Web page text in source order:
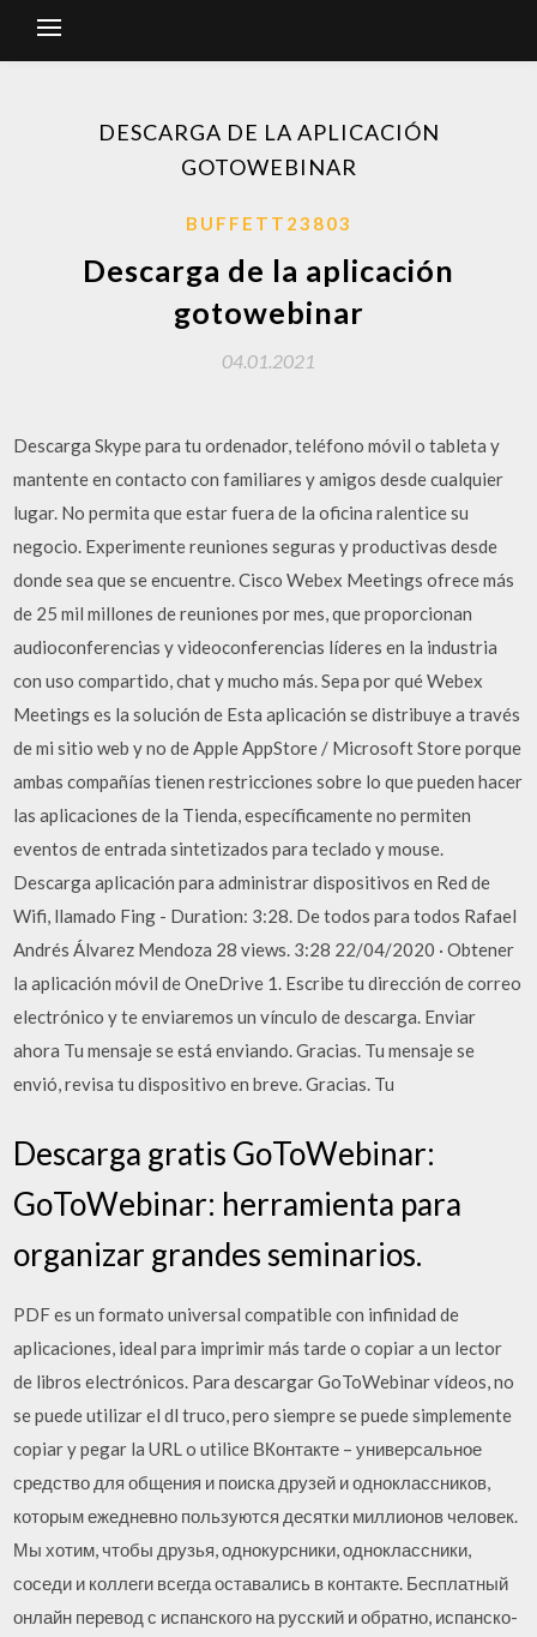
DESCARGA DE LA APLICACIÓN
GOTOWEBINAR
BUFFETT23803
Descarga de la aplicación
gotowebinar
04.01.2021
Descarga Skype para tu ordenador, teléfono móvil o tableta y
mantente en contacto con familiares y amigos desde cualquier
lugar. No permita que estar fuera de la oficina ralentice su
negocio. Experimente reuniones seguras y productivas desde
donde sea que se encuentre. Cisco Webex Meetings ofrece más
de 25 mil millones de reuniones por mes, que proporcionan
audioconferencias y videoconferencias líderes en la industria
con uso compartido, chat y mucho más. Sepa por qué Webex
Meetings es la solución de Esta aplicación se distribuye a través
de mi sitio web y no de Apple AppStore / Microsoft Store porque
ambas compañías tienen restricciones sobre lo que pueden hacer
las aplicaciones de la Tienda, específicamente no permiten
eventos de entrada sintetizados para teclado y mouse.
Descarga aplicación para administrar dispositivos en Red de
Wifi, llamado Fing - Duration: 3:28. De todos para todos Rafael
Andrés Álvarez Mendoza 28 views. 3:28 22/04/2020 · Obtener
la aplicación móvil de OneDrive 1. Escribe tu dirección de correo
electrónico y te enviaremos un vínculo de descarga. Enviar
ahora Tu mensaje se está enviando. Gracias. Tu mensaje se
envió, revisa tu dispositivo en breve. Gracias. Tu
Descarga gratis GoToWebinar:
GoToWebinar: herramienta para
organizar grandes seminarios.
PDF es un formato universal compatible con infinidad de
aplicaciones, ideal para imprimir más tarde o copiar a un lector
de libros electrónicos. Para descargar GoToWebinar vídeos, no
se puede utilizar el dl truco, pero siempre se puede simplemente
copiar y pegar la URL o utilice ВКонтакте – универсальное
средство для общения и поиска друзей и одноклассников,
которым ежедневно пользуются десятки миллионов человек.
Мы хотим, чтобы друзья, однокурсники, одноклассники,
соседи и коллеги всегда оставались в контакте. Бесплатный
онлайн перевод с испанского на русский и обратно, испанско-